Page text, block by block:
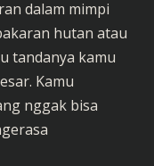
dalam mimpi
hutan atau
tandanya kamu
Kamu
nggak bisa